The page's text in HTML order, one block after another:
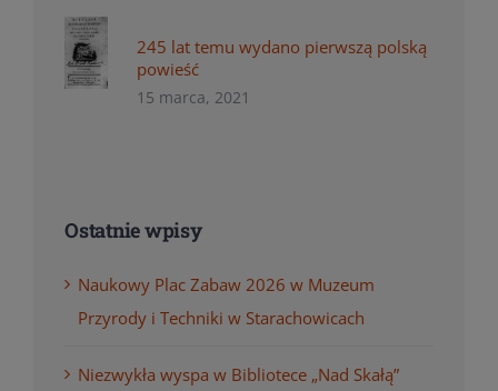
245 lat temu wydano pierwszą polską
powieść
15 marca, 2021
Ostatnie wpisy
Naukowy Plac Zabaw 2026 w Muzeum
Przyrody i Techniki w Starachowicach
Niezwykła wyspa w Bibliotece „Nad Skałą”